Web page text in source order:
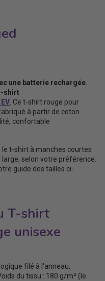
une batterie rechargée.
shirt
. Ce t-shirt rouge pour
à partir de coton
confortable
t-shirt à manches courtes
selon votre préférence.
guide des tailles ci-
T-shirt
unisexe
filé à l'anneau,
du tissu : 180 g/m² (le